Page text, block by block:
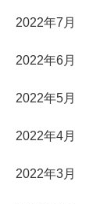
2022年7月
2022年6月
2022年5月
2022年4月
2022年3月